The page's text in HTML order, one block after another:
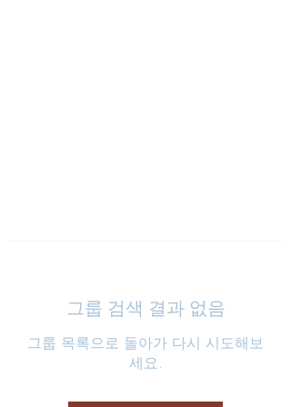
그룹 검색 결과 없음
그룹 목록으로 돌아가 다시 시도해보
세요.